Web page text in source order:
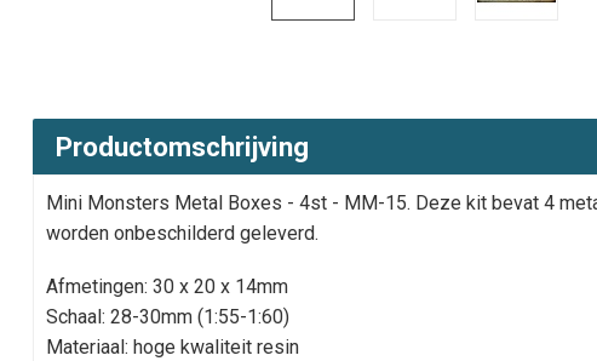
Productomschrijving
Mini Monsters Metal Boxes - 4st - MM-15. Deze kit bevat 4
worden onbeschilderd geleverd.
Afmetingen: 30 x 20 x 14mm
Schaal: 28-30mm (1:55-1:60)
Materiaal: hoge kwaliteit resin